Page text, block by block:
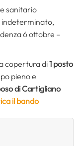
sanitario
indeterminato,
6 ottobre –
copertura di1 posto
pieno e
di Cartigliano
il bando